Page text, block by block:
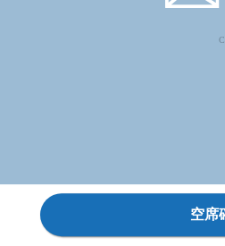
空席